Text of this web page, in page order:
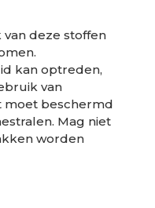
deze stoffen
kan optreden,
van
moet beschermd
Mag niet
worden